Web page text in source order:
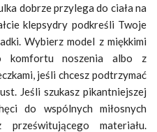
dobrze przylega do ciała na
klepsydry podkreśli Twoje
Wybierz model z miękkimi
komfortu noszenia albo z
jeśli chcesz podtrzymać
Jeśli szukasz pikantniejszej
do wspólnych miłosnych
materiału.